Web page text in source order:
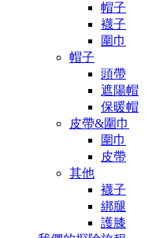
帽子
襪子
圍巾
帽子
頭帶
遮陽帽
保暖帽
皮帶&圍巾
圍巾
皮帶
其他
襪子
綁腿
護膝